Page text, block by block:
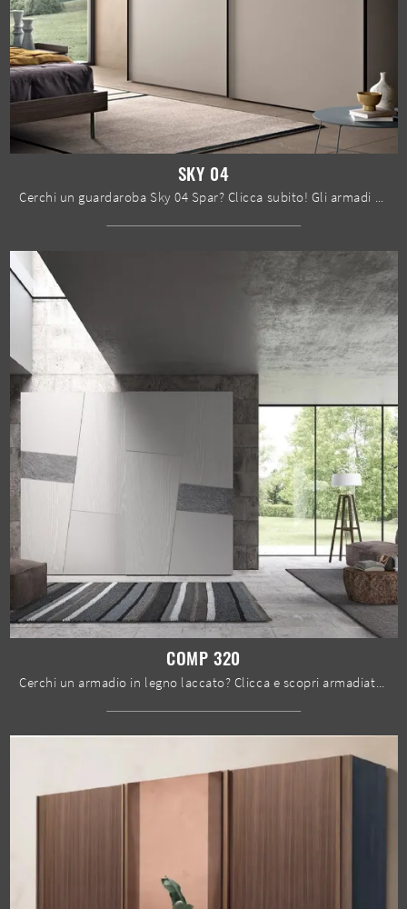
SKY 04
Cerchi un guardaroba Sky 04 Spar? Clicca subito! Gli armadi a muro con ante scorrevoli ti aspettano.
COMP 320